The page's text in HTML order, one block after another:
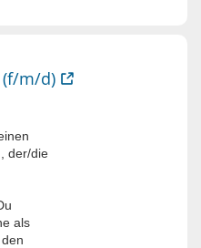
(f/m/d)
der/die
als